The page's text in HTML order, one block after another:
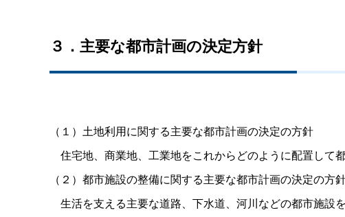
３．主要な都市計画の決定方針
（１）土地利用に関する主要な都市計画の決定の方針
住宅地、商業地、工業地をこれからどのように配置して
（２）都市施設の整備に関する主要な都市計画の決定の方
生活を支える主要な道路、下水道、河川などの都市施設